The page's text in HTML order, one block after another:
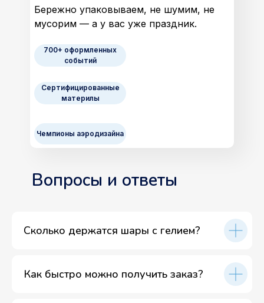
Бережно упаковываем, не шумим, не
мусорим — а у вас уже праздник.
Чемпионы аэродизайна
Сертифицированные
материлы
700+ оформленных
событий
Вопросы и ответы
Сколько держатся шары с гелием?
Как быстро можно получить заказ?